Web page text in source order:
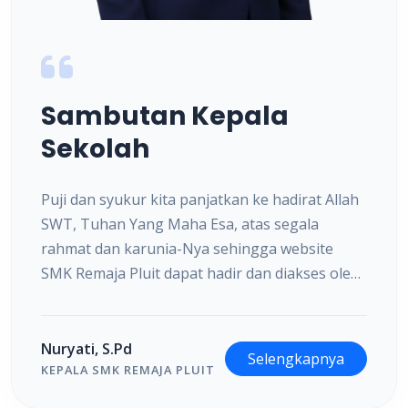
Sambutan Kepala
Sekolah
Puji dan syukur kita panjatkan ke hadirat Allah
SWT, Tuhan Yang Maha Esa, atas segala
rahmat dan karunia-Nya sehingga website
SMK Remaja Pluit dapat hadir dan diakses oleh
komunikasi dengan memanfaatkan
perkembangan teknologi informasi yang
Nuryati, S.Pd
KEPALA SMK REMAJA PLUIT
Selengkapnya